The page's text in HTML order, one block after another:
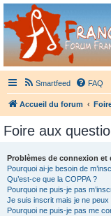
France
Didgeridoo et Guimbarde sur
Smartfeed FAQ
Accueil du forum
Foire aux
Problèmes de connexion et
Pourquoi ai-je besoin de
Qu’est-ce que la COPPA ?
Pourquoi ne puis-je pas
Je suis inscrit mais je ne
Pourquoi ne puis-je pas me